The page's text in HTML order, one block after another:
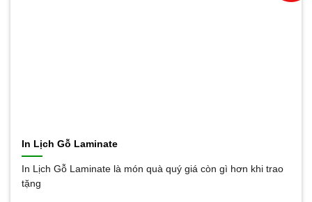
In Lịch Gỗ Laminate
In Lịch Gỗ Laminate là món quà quý giá còn gì hơn khi trao
tặng